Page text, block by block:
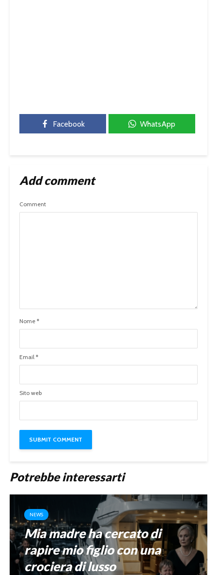
Facebook WhatsApp
Add comment
Comment
Nome *
Email *
Sito web
Potrebbe interessarti
NEWS
Mia madre ha cercato di
rapire mio figlio con una
crociera di lusso